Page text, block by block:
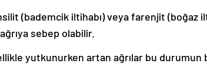
(bademcik iltihabı) veya farenjit (boğaz
sebep olabilir.
yutkunurken artan ağrılar bu durumun